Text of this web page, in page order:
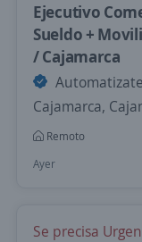
Ejecutivo
Sueldo +
/ Cajamarca
Cajamarca,
Remoto
Ayer
Se precisa